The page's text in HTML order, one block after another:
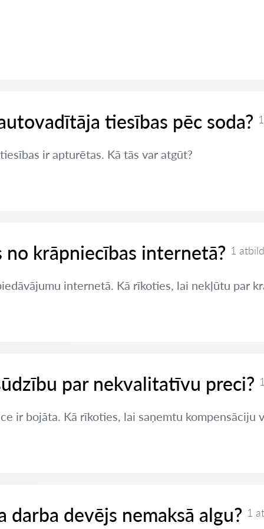
tiesības pēc soda?
ir apturētas. Kā tās var atgūt?
krāpniecības internetā? 1
internetā. Kā rīkoties, lai nekļūtu par
par nekvalitatīvu preci?
ir bojāta. Kā rīkoties, lai saņemtu kompensāciju
darba devējs nemaksā algu? 1